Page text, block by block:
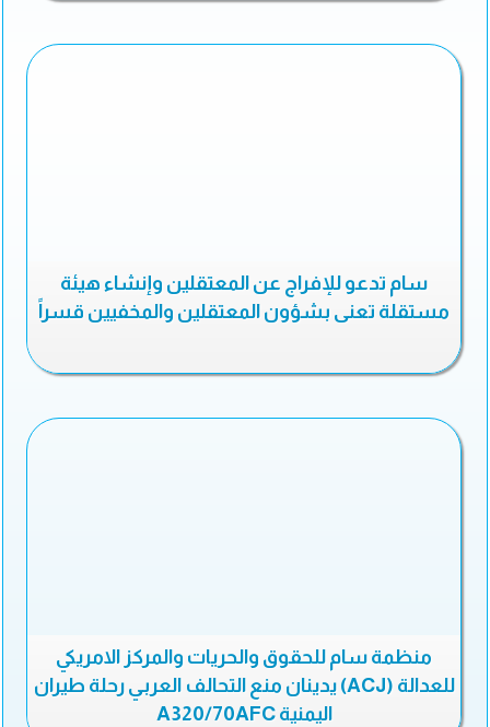
سام تدعو للإفراج عن المعتقلين وإنشاء هيئة
مستقلة تعنى بشؤون المعتقلين والمخفيين قسراً
منظمة سام للحقوق والحريات والمركز الامريكي
للعدالة (ACJ) يدينان منع التحالف العربي رحلة طيران
اليمنية A320/70AFC